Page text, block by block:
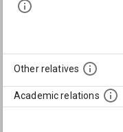
Other relatives
Academic relations